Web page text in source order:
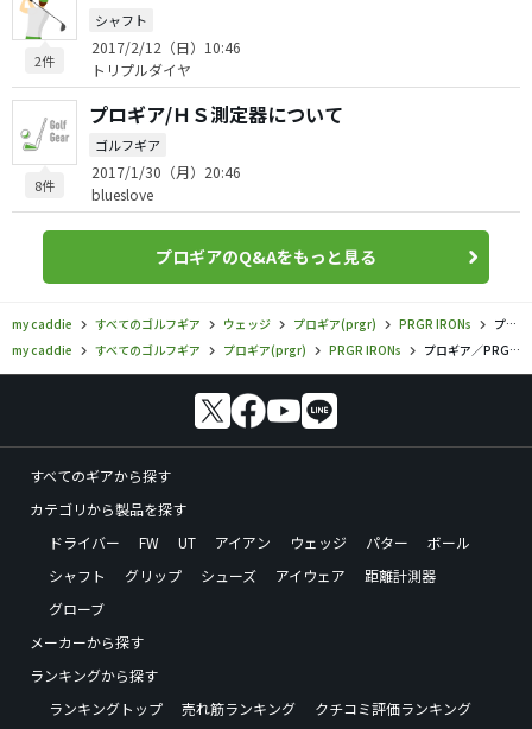
2件
シャフト
2017/2/12（日）10:46
トリプルダイヤ
8件
プロギア/ＨＳ測定器について
ゴルフギア
2017/1/30（月）20:46
blueslove
プロギアのQ&Aをもっと見る
my caddie すべてのゴルフギア ウェッジ プロギア(prgr) PRGR IRONs
プロギア／PRGR IRONs／PRGR 0 ツアーウェッジの口コミ評価
my caddie
すべてのゴルフギア プロギア(prgr) PRGR IRONs プロギア／PRGR IRONs／PRGR 0 ツアーウェッジの口コミ評価
すべてのギアから探す
カテゴリから製品を探す
ドライバー
FW UT アイアン ウェッジ パター
ボール
シャフト
グリップ シューズ アイウェア
距離計測器
グローブ
メーカーから探す
ランキングから探す
ランキングトップ
売れ筋ランキング
クチコミ評価ランキング